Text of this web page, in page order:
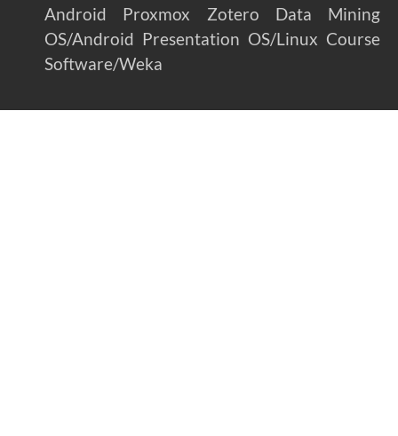
Android
Proxmox Zotero
Data Mining
OS/Android Presentation OS/Linux Course
Software/Weka